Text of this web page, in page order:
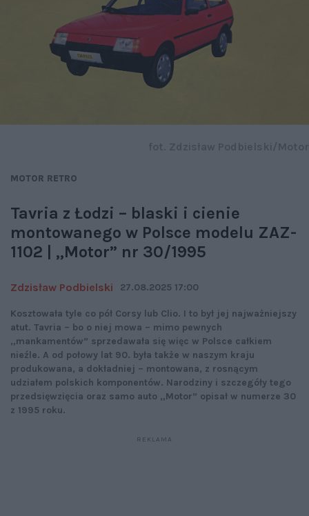
MOTOR RETRO
Tavria z Łodzi – blaski i cienie
montowanego w Polsce modelu ZAZ-
1102 | „Motor” nr 30/1995
Zdzisław Podbielski 27.08.2025 17:00
Kosztowała tyle co pół Corsy lub Clio. I to był jej najważniejszy
atut. Tavria – bo o niej mowa – mimo pewnych
„mankamentów” sprzedawała się więc w Polsce całkiem
nieźle. A od połowy lat 90. była także w naszym kraju
produkowana, a dokładniej – montowana, z rosnącym
udziałem polskich komponentów. Narodziny i szczegóły tego
przedsięwzięcia oraz samo auto „Motor” opisał w numerze 30
z 1995 roku.